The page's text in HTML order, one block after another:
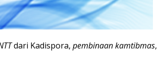
dari Kadispora, pembinaan kamtibmas,